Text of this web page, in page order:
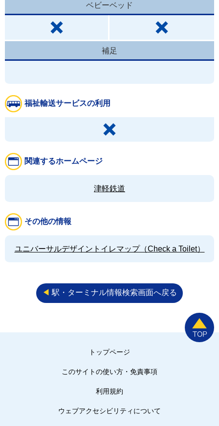
ベビーベッド
補足
福祉輸送サービスの利用
関連するホームページ
津軽鉄道
その他の情報
ユニバーサルデザイントイレマップ（Check a Toilet）
◀︎ 駅・ターミナル情報検索画面へ戻る
トップページ
このサイトの使い方・免責事項
利用規約
ウェブアクセシビリティについて